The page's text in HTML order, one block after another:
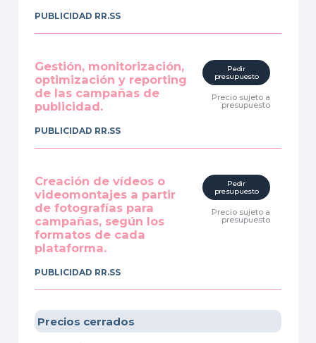
PUBLICIDAD RR.SS
Gestión, monitorización,
optimización y reporting
de las campañas de
publicidad.
PUBLICIDAD RR.SS
Pedir
presupuesto
Precio sujeto a
presupuesto
Creación de vídeos o
videomontajes a partir
de fotografías para
campañas, según los
formatos de cada
plataforma.
PUBLICIDAD RR.SS
Pedir
presupuesto
Precio sujeto a
presupuesto
Precios cerrados